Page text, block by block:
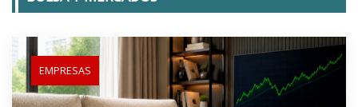
EMPRESAS